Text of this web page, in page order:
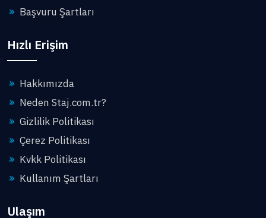
Başvuru Şartları
Hızlı Erişim
Hakkımızda
Neden Staj.com.tr?
Gizlilik Politikası
Çerez Politikası
Kvkk Politikası
Kullanım Şartları
Ulaşım